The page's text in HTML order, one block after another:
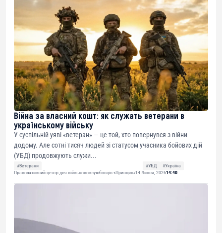
Війна за власний кошт: як служать ветерани в
українському війську
У суспільній уяві «ветеран» — це той, хто повернувся з війни
додому. Але сотні тисяч людей зі статусом учасника бойових дій
(УБД) продовжують служи...
#Ветерани #УБД
#Україна
Правозахисний центр для військовослужбовців «Принцип»14 Липня, 202614:40